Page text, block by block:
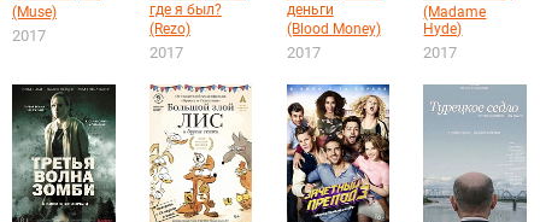
(Muse)
2017
где я был?
(Rezo)
2017
деньги
(Blood Money)
2017
(Madame
Hyde)
2017